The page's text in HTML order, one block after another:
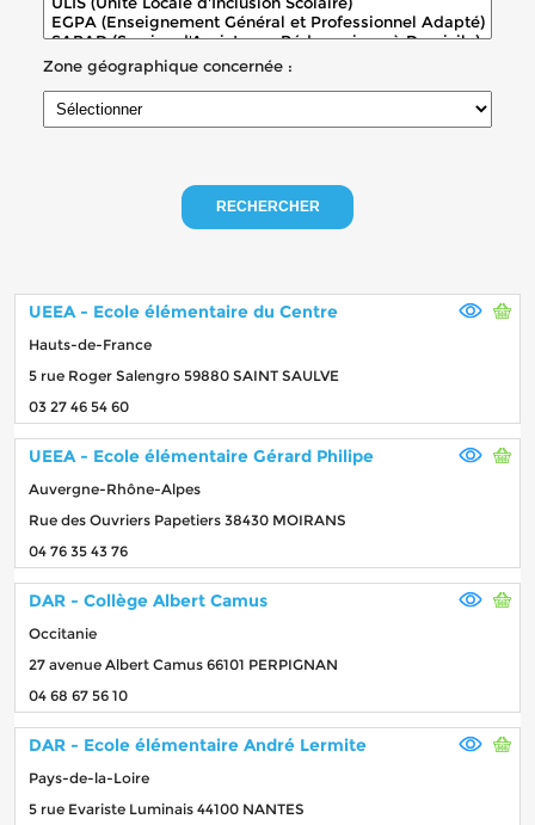
Zone géographique concernée :
RECHERCHER
UEEA - Ecole élémentaire du Centre
Hauts-de-France
5 rue Roger Salengro 59880 SAINT SAULVE
03 27 46 54 60
UEEA - Ecole élémentaire Gérard Philipe
Auvergne-Rhône-Alpes
Rue des Ouvriers Papetiers 38430 MOIRANS
04 76 35 43 76
DAR - Collège Albert Camus
Occitanie
27 avenue Albert Camus 66101 PERPIGNAN
04 68 67 56 10
DAR - Ecole élémentaire André Lermite
Pays-de-la-Loire
5 rue Evariste Luminais 44100 NANTES